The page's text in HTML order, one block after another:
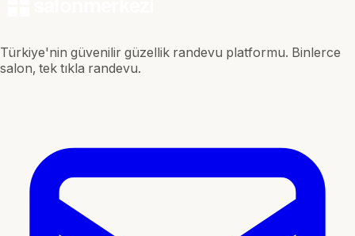
Türkiye'nin güvenilir güzellik randevu platformu. Binlerce
salon, tek tıkla randevu.